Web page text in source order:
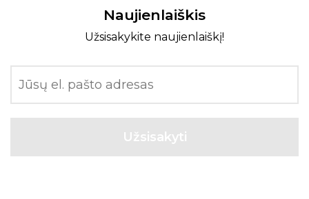
Naujienlaiškis
Užsisakykite naujienlaiškį!